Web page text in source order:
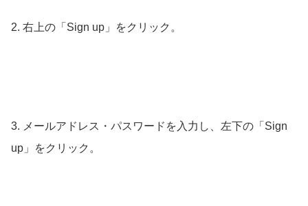
2. 右上の「Sign up」をクリック。
3. メールアドレス・パスワードを入力し、左下の「Sign
up」をクリック。